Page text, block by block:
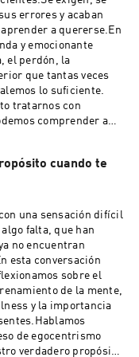
⁠Accede a mi
a la nueva
Y REDES
nuestros estados
nuestro
🤍 Accede al Curso
con tu mejor
🎧 Descarga
y regálate un
ti------------------------
de liberación, no de
entre la culpa
(lo que soy)▶️ Las
forman antes de los
nos refugiamos en el
el cortisol y el estrés
y al corazón▶️ El
nocebo: las células
Por qué
sino una
a sanar
ti hay luz, no un
SEGUIR
errores y acaban
a quererse.En
y emocionante
el perdón, la
que tantas veces
lo suficiente.
tratarnos con
comprender a
de ejemplos prácticos
exploramos cómo
nos hablamos, cómo
de la infancia y cómo
una
se castiga. Crece
con
te ayude a
MEDITACIÓN
creado una
te sea de gran
ÚTILES:📖
cuando te
una sensación difícil
falta, que han
no encuentran
esta conversación
sobre el
de la mente,
y la importancia
de egocentrismo
verdadero propósito